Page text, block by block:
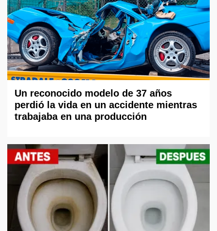
Un reconocido modelo de 37 años
perdió la vida en un accidente mientras
trabajaba en una producción